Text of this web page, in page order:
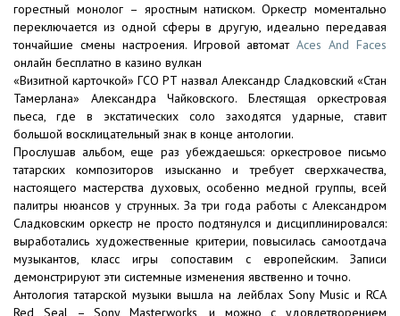
горестный монолог – яростным натиском. Оркестр моментально
переключается из одной сферы в другую, идеально передавая
тончайшие смены настроения. Игровой автоматAces And Faces
онлайн бесплатно в казино вулкан
«Визитной карточкой» ГСО РТ назвал Александр Сладковский «Стан
Тамерлана» Александра Чайковского. Блестящая оркестровая
пьеса, где в экстатических соло заходятся ударные, ставит
большой восклицательный знак в конце антологии.
Прослушав альбом, еще раз убеждаешься: оркестровое письмо
татарских композиторов изысканно и требует сверхкачества,
настоящего мастерства духовых, особенно медной группы, всей
палитры нюансов у струнных. За три года работы с Александром
Сладковским оркестр не просто подтянулся и дисциплинировался:
выработались художественные критерии, повысилась самоотдача
музыкантов, класс игры сопоставим с европейским. Записи
демонстрируют эти системные изменения явственно и точно.
Антология татарской музыки вышла на лейблах Sony Music и RCA
Red Seal – Sony Masterworks, и можно с удовлетворением